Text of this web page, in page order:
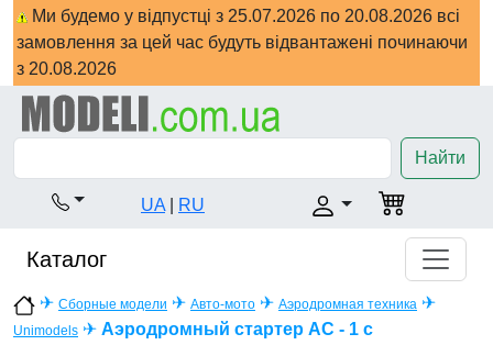
Ми будемо у відпустці з 25.07.2026 по 20.08.2026 всі
замовлення за цей час будуть відвантажені починаючи
з 20.08.2026
Найти
UA RU
Каталог
✈ Сборные модели ✈ Авто-мото ✈ Аэродромная техника ✈
Unimodels ✈ Аэродромный стартер АС - 1 с